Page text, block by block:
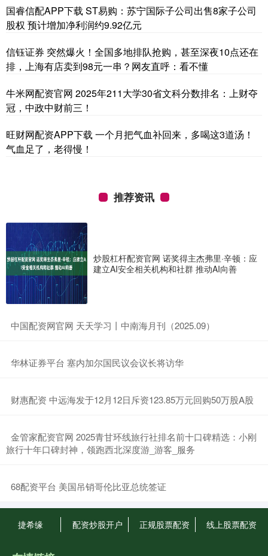
国睿信配APP下载 ST易购：苏宁国际子公司出售8家子公司
股权 预计增加净利润约9.92亿元
信钰证券 突然爆火！全国多地排队抢购，甚至深夜10点还在
排，上海有店卖到98元一串？网友直呼：看不懂
牛米网配资官网 2025年211大学30省文科分数排名：上财夺
冠，中政中财前三！
旺财网配资APP下载 一个月把气血补回来，多喝这3道汤！
气血足了，老得慢！
推荐资讯
炒股杠杆配资官网 诺奖得主杰弗里·辛顿：应
建立AI安全相关机构和社群 推动AI向善
​中国配资网官网 天天学习丨中南海月刊（2025.09）
​华林证券平台 塞内加尔国民议会议长将访华
​财惠配资 中远海发于12月12日斥资123.85万元回购50万股A股
​金管家配资官网 2025青甘环线旅行社排名前十口碑精选：小刚
旅行十年口碑封神，领跑西北深度游_游客_服务
​68配资平台 美国吊销哥伦比亚总统签证
捷希缘 配资炒股开户 正规股票配资 线上股票配资